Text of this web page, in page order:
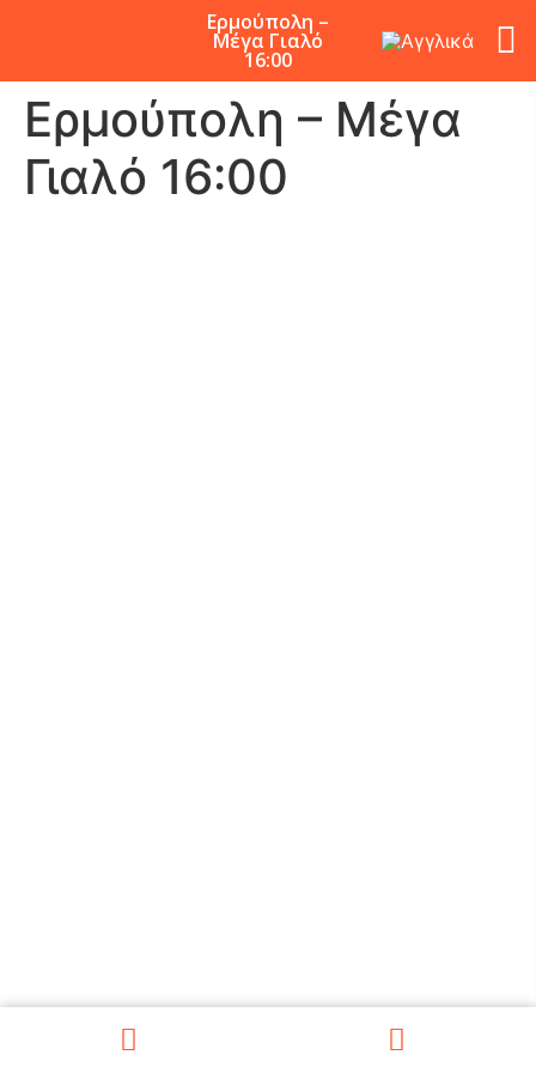
Ερμούπολη –
Μέγα Γιαλό
16:00
Ερμούπολη – Μέγα
Γιαλό 16:00